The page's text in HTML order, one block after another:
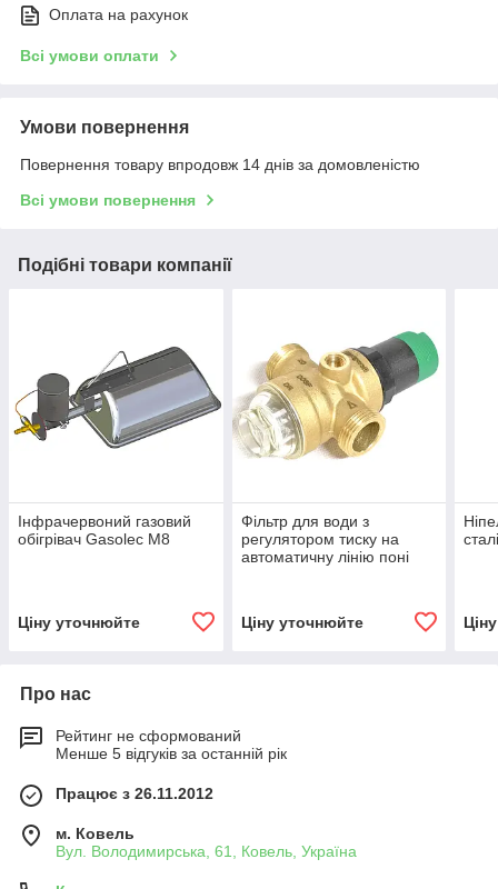
Оплата на рахунок
Всі умови оплати
Умови повернення
Повернення товару впродовж 14 днів за домовленістю
Всі умови повернення
Подібні товари компанії
Інфрачервоний газовий
обігрівач Gasolec M8
Ціну уточнюйте
Фільтр для води з
регулятором тиску на
автоматичну лінію поні
Ціну уточнюйте
Про нас
Рейтинг не сформований
Менше 5 відгуків за останній рік
Працює з 26.11.2012
м. Ковель
Вул. Володимирська, 61, Ковель, Україна